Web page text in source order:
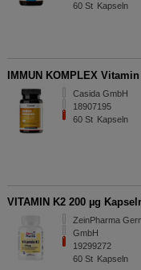
60 St Kapseln
IMMUN KOMPLEX
Casida GmbH
18907195
60 St Kapseln
VITAMIN K2 200 µg
ZeinPharma
GmbH
19299272
60 St Kapseln